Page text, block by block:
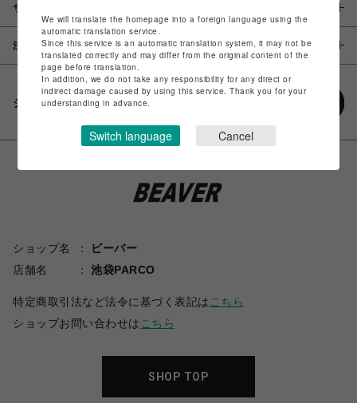
サイズ
注意事項
シェアする
ショップ名
ビーバー
店舗名
池袋PARCO
特定商取引法など法令に基づく表記は こちら
ショップお問い合わせは こちら
SHOP TOP
We will translate the homepage into a foreign language using the
automatic translation service.
Since this service is an automatic translation system, it may not be
translated correctly and may differ from the original content of the
page before translation.
In addition, we do not take any responsibility for any direct or
indirect damage caused by using this service. Thank you for your
understanding in advance.
Switch language Cancel